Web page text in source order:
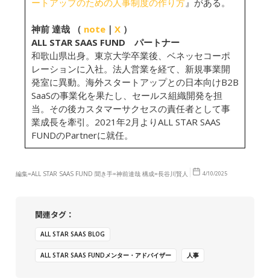
ートアップのための人事制度の作り方』がある。
神前 達哉 （ note ｜ X ）
ALL STAR SAAS FUND パートナー
和歌山県出身。東京大学卒業後、ベネッセコーポ
レーションに入社。法人営業を経て、新規事業開
発室に異動。海外スタートアップとの日本向けB2B
SaaSの事業化を果たし、セールス組織開発を担
当。その後カスタマーサクセスの責任者として事
業成長を牽引。2021年2月よりALL STAR SAAS
FUNDのPartnerに就任。
編集=ALL STAR SAAS FUND 聞き手=神前達哉 構成=長谷川賢人 4/10/2025
関連タグ：
ALL STAR SAAS BLOG
ALL STAR SAAS FUNDメンター・アドバイザー 人事